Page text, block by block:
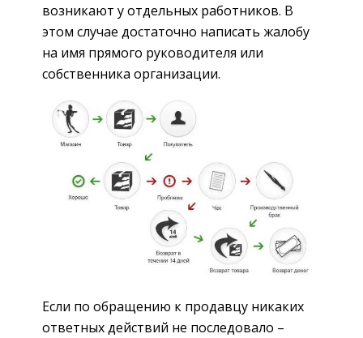
возникают у отдельных работников. В
этом случае достаточно написать жалобу
на имя прямого руководителя или
собственника организации.
Если по обращению к продавцу никаких
ответных действий не последовало –